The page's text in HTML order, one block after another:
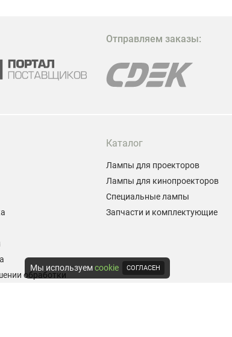
Отправляем заказы:
обработки
Каталог
Лампы для проекторов
Лампы для кинопроекторов
Специальные лампы
Запчасти и комплектующие
Мы используемcookie СОГЛАСЕН